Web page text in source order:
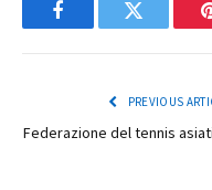
FacebookTwitter
PREVIOUS
Federazione del tennis